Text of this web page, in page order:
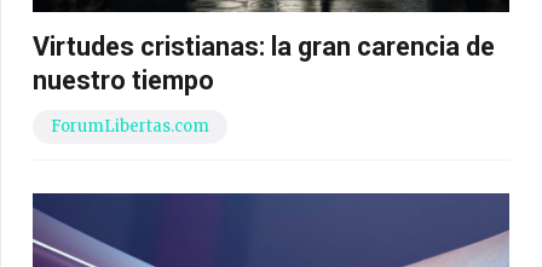
Virtudes cristianas: la gran carencia de
nuestro tiempo
ForumLibertas.com